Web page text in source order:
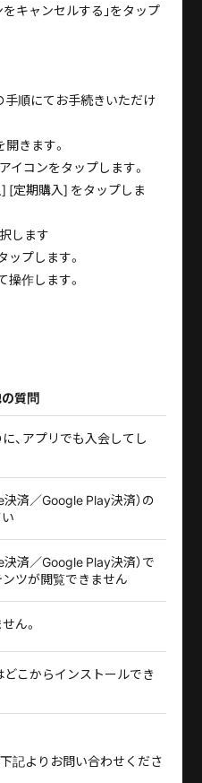
キャンセルする｣をタップ
手順にてお手続きいただけ
きます。
イコンをタップします。
[定期購入] をタップしま
します
プします。
作します。
の質問
、アプリでも入会してし
済／Google Play決済）の
済／Google Play決済）で
ツが閲覧できません
ん。
どこからインストールでき
記よりお問い合わせくださ